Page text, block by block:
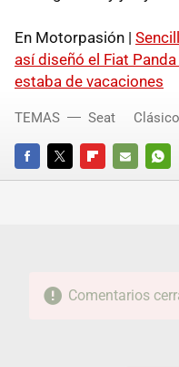
En Motorpasión |
así diseñó el Fiat
estaba de vacaciones
FACEBOOKTWITTERFLIPBOARD
E-
TEMAS Seat
Comentarios